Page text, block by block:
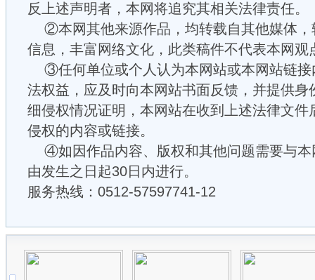
反上述声明者，本网将追究其相关法律责任。
②本网其他来源作品，均转载自其他媒体，
信息，丰富网络文化，此类稿件不代表本网观
③任何单位或个人认为本网站或本网站链接
法权益，应及时向本网站书面反馈，并提供身
细侵权情况证明，本网站在收到上述法律文件
侵权的内容或链接。
④如因作品内容、版权和其他问题需要与本
由发生之日起30日内进行。
服务热线：0512-57597741-12